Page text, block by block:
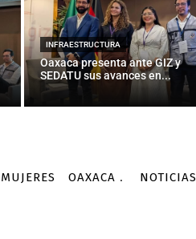
INFRAESTRUCTURA
Oaxaca presenta ante GIZ y
SEDATU sus avances en...
MUJERES OAXACA NOTICIAS